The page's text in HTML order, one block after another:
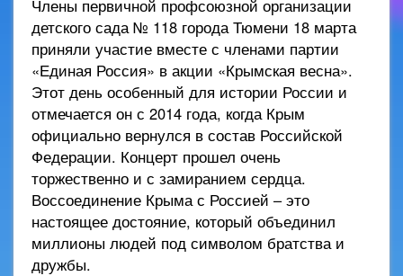
Члены первичной профсоюзной организации
детского сада № 118 города Тюмени 18 марта
приняли участие вместе с членами партии
«Единая Россия» в акции «Крымская весна».
Этот день особенный для истории России и
отмечается он с 2014 года, когда Крым
официально вернулся в состав Российской
Федерации. Концерт прошел очень
торжественно и с замиранием сердца.
Воссоединение Крыма с Россией – это
настоящее достояние, который объединил
миллионы людей под символом братства и
дружбы.